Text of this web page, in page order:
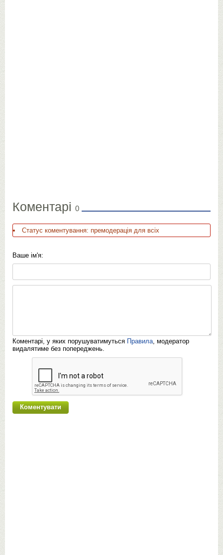
Коментарі 0
Статус коментування: премодерація для всіх
Ваше ім'я:
Коментарі, у яких порушуватимуться Правила , модератор
видалятиме без попереджень.